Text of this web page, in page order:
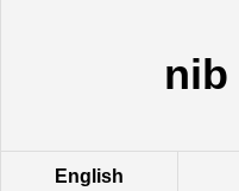
nib
English